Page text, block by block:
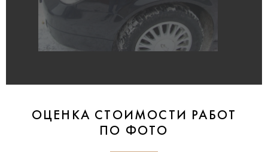
ОЦЕНКА СТОИМОСТИ РАБОТ
ПО ФОТО